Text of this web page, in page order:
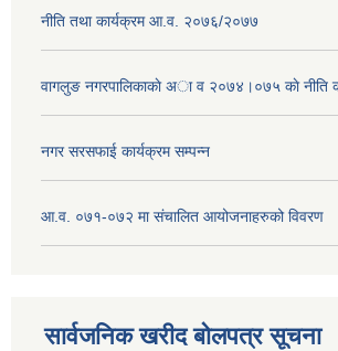
नीति तथा कार्यक्रम आ.व. २०७६/२०७७
वागलुङ नगरपालिकाकाे अा‍ व २०७४।०७५ काे नीति
नगर सरसफाई कार्यक्रम सम्पन्न
आ.व. ०७१-०७२ मा संचालित आयोजनाहरुको विवरण
सार्वजनिक खरीद बोलपत्र सूचना